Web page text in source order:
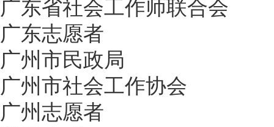
广东志愿者
广州市民政局
广州市社会工作协会
广州志愿者